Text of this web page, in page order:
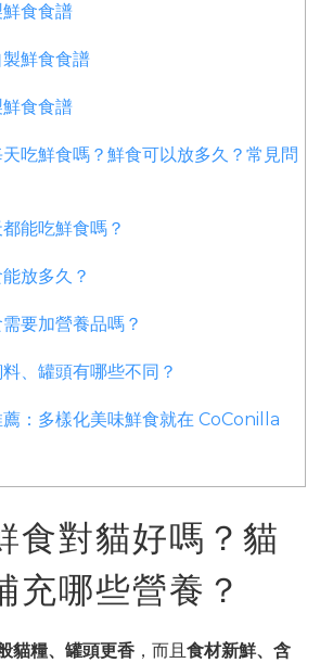
鮮食食譜
製鮮食食譜
鮮食食譜
吃鮮食嗎？鮮食可以放多久？常見問
都能吃鮮食嗎？
放多久？
需要加營養品嗎？
料、罐頭有哪些不同？
：多樣化美味鮮食就在 CoConilla
食對貓好嗎？貓
充哪些營養？
貓糧、罐頭更香 ，而且 食材新鮮、含